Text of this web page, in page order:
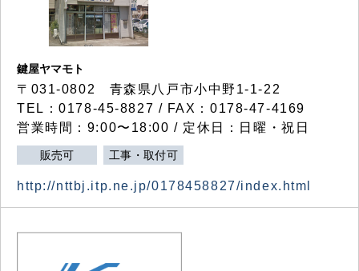
鍵屋ヤマモト
〒031-0802 青森県八戸市小中野1-1-22
TEL：0178-45-8827 / FAX：0178-47-4169
営業時間：9:00〜18:00 / 定休日：日曜・祝日
販売可 工事・取付可
http://nttbj.itp.ne.jp/0178458827/index.html